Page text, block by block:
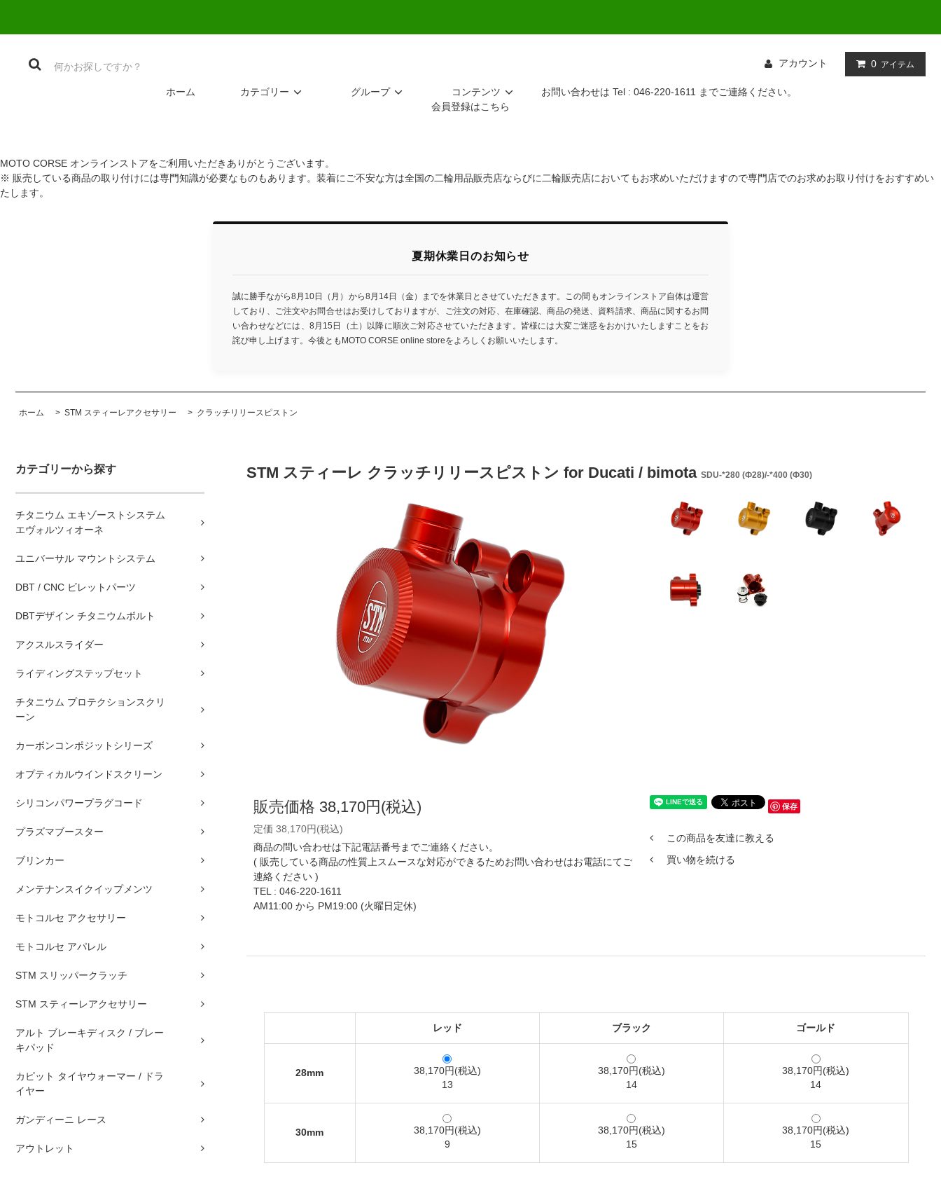
アカウント 0 アイテム
ホーム カテゴリー グループ コンテンツ
お問い合わせは Tel : 046-220-1611 までご連絡ください。
会員登録はこちら
MOTO CORSE オンラインストアをご利用いただきありがとうございます。
※ 販売している商品の取り付けには専門知識が必要なものもあります。装着にご不安な方は全国の二輪用品販売店ならびに二輪販売店においてもお求めいただけますので専門店でのお求めお取り付けをおすすめい
たします。
夏期休業日のお知らせ
誠に勝手ながら8月10日（月）から8月14日（金）までを休業日とさせていただきます。この間もオンラインストア自体は運営
しており、ご注文やお問合せはお受けしておりますが、ご注文の対応、在庫確認、商品の発送、資料請求、商品に関するお問
い合わせなどには、8月15日（土）以降に順次ご対応させていただきます。皆様には大変ご迷惑をおかけいたしますことをお
詫び申し上げます。今後ともMOTO CORSE online storeをよろしくお願いいたします。
ホーム > STM スティーレアクセサリー > クラッチリリースピストン
カテゴリーから探す
チタニウム エキゾーストシステム
エヴォルツィオーネ
ユニバーサル マウントシステム
DBT / CNC ビレットパーツ
DBTデザイン チタニウムボルト
アクスルスライダー
ライディングステップセット
チタニウム プロテクションスクリ
ーン
カーボンコンポジットシリーズ
オプティカルウインドスクリーン
シリコンパワープラグコード
プラズマブースター
ブリンカー
メンテナンスイクイップメンツ
モトコルセ アクセサリー
モトコルセ アパレル
STM スリッパークラッチ
STM スティーレアクセサリー
アルト ブレーキディスク / ブレー
キパッド
カピット タイヤウォーマー / ドラ
イヤー
ガンディーニ レース
アウトレット
STM スティーレ クラッチリリースピストン for Ducati / bimota SDU-*280 (Ф28)/-*400 (Ф30)
販売価格 38,170円(税込)
定価 38,170円(税込)
商品の問い合わせは下記電話番号までご連絡ください。
( 販売している商品の性質上スムースな対応ができるためお問い合わせはお電話にてご
連絡ください )
TEL : 046-220-1611
AM11:00 から PM19:00 (火曜日定休)
保存
この商品を友達に教える
買い物を続ける
レッド ブラック ゴールド
28mm
38,170円(税込)
13
38,170円(税込)
14
38,170円(税込)
14
30mm
38,170円(税込)
9
38,170円(税込)
15
38,170円(税込)
15